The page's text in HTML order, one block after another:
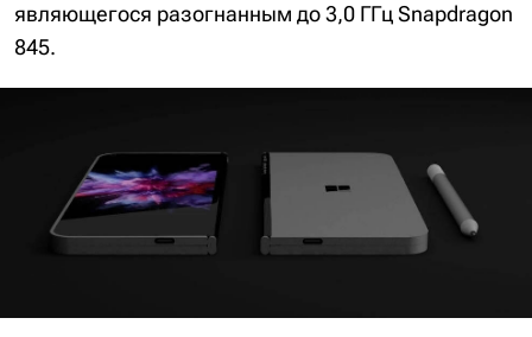
являющегося разогнанным до 3,0 ГГц Snapdragon
845.